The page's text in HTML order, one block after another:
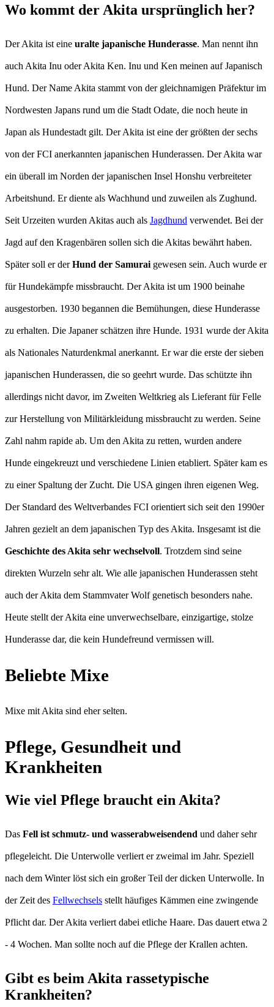
Wo kommt der Akita ursprünglich her?
Der Akita ist eine uralte japanische Hunderasse. Man nennt ihn
auch Akita Inu oder Akita Ken. Inu und Ken meinen auf Japanisch
Hund. Der Name Akita stammt von der gleichnamigen Präfektur im
Nordwesten Japans rund um die Stadt Odate, die noch heute in
Japan als Hundestadt gilt. Der Akita ist eine der größten der sechs
von der FCI anerkannten japanischen Hunderassen. Der Akita war
ein überall im Norden der japanischen Insel Honshu verbreiteter
Arbeitshund. Er diente als Wachhund und zuweilen als Zughund.
Seit Urzeiten wurden Akitas auch als Jagdhund verwendet. Bei der
Jagd auf den Kragenbären sollen sich die Akitas bewährt haben.
Später soll er derHund der Samurai gewesen sein. Auch wurde er
für Hundekämpfe missbraucht. Der Akita ist um 1900 beinahe
ausgestorben. 1930 begannen die Bemühungen, diese Hunderasse
zu erhalten. Die Japaner schätzen ihre Hunde. 1931 wurde der Akita
als Nationales Naturdenkmal anerkannt. Er war die erste der sieben
japanischen Hunderassen, die so geehrt wurde. Das schützte ihn
allerdings nicht davor, im Zweiten Weltkrieg als Lieferant für Felle
zur Herstellung von Militärkleidung missbraucht zu werden. Seine
Zahl nahm rapide ab. Um den Akita zu retten, wurden andere
Hunde eingekreuzt und verschiedene Linien etabliert. Später kam es
zu einer Spaltung der Zucht. Die USA gingen ihren eigenen Weg.
Der Standard des Weltverbandes FCI orientiert sich seit den 1990er
Jahren gezielt an dem japanischen Typ des Akita. Insgesamt ist die
Geschichte des Akita sehr wechselvoll. Trotzdem sind seine
direkten Wurzeln sehr alt. Wie alle japanischen Hunderassen steht
auch der Akita dem Stammvater Wolf genetisch besonders nahe.
Heute stellt der Akita eine unverwechselbare, einzigartige, stolze
Hunderasse dar, die kein Hundefreund vermissen will.
Beliebte Mixe
Mixe mit Akita sind eher selten.
Pflege, Gesundheit und
Krankheiten
Wie viel Pflege braucht ein Akita?
Das Fell ist schmutz- und wasserabweisendend und daher sehr
pflegeleicht. Die Unterwolle verliert er zweimal im Jahr. Speziell
nach dem Winter löst sich ein großer Teil der dicken Unterwolle. In
der Zeit des Fellwechsels stellt häufiges Kämmen eine zwingende
Pflicht dar. Der Akita verliert dabei etliche Haare. Das dauert etwa 2
- 4 Wochen. Man sollte noch auf die Pflege der Krallen achten.
Gibt es beim Akita rassetypische
Krankheiten?